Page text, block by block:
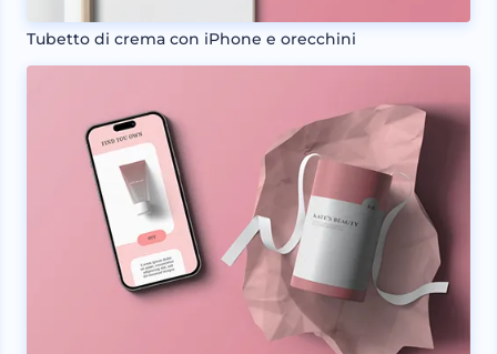
Tubetto di crema con iPhone e orecchini